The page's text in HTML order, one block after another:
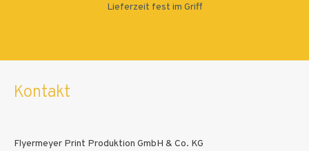
Lieferzeit fest im Griff
Kontakt
Flyermeyer Print Produktion GmbH & Co. KG